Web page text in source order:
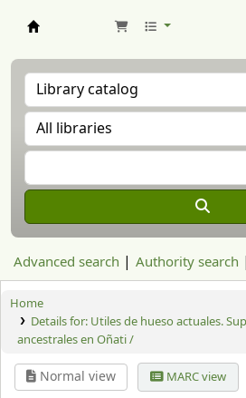
Advanced search Authority search
Home
Details for: Utiles de hueso actuales.
ancestrales en Oñati /
Normal view MARC view